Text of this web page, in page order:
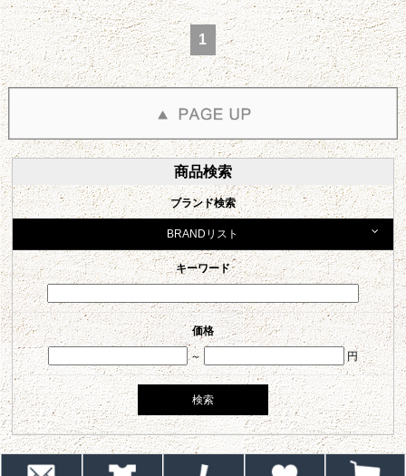
1
商品検索
ブランド検索
BRANDリスト
キーワード
価格
～
円